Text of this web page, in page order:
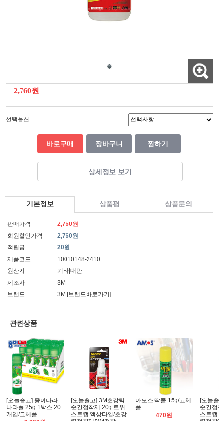
2,760원
선택옵션
바로구매 장바구니 찜하기
상세정보 보기
기본정보 상품평 상품문의
판매가격
2,760원
회원할인가격
2,760원
적립금
20원
제품코드
10010148-2410
원산지
기타|대만
제조사
3M
브랜드
3M [브랜드바로가기]
관련상품
[오늘출고] 종이나라
나라풀 25g 1박스 20
개입/고체풀
[오늘출고] 3M초강력
순간접착제 20g 트위
스트캡 액상타입/초강
아모스 딱풀 15g/고체
풀
470원
[오늘
순간
스트